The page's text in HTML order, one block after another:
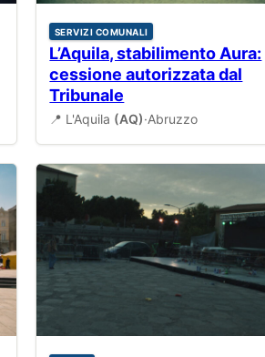
SERVIZI COMUNALI
L’Aquila, stabilimento Aura:
cessione autorizzata dal
Tribunale
📍 L'Aquila (AQ)·Abruzzo